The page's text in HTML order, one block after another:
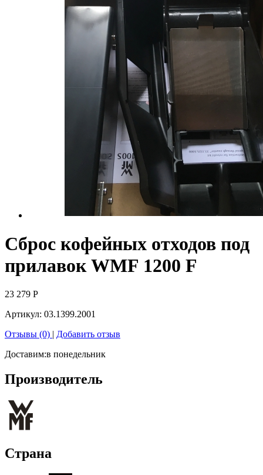
Сброс кофейных отходов под
прилавок WMF 1200 F
23 279 Р
Артикул: 03.1399.2001
Отзывы (0) | Добавить отзыв
Доставим:в понедельник
Производитель
Страна